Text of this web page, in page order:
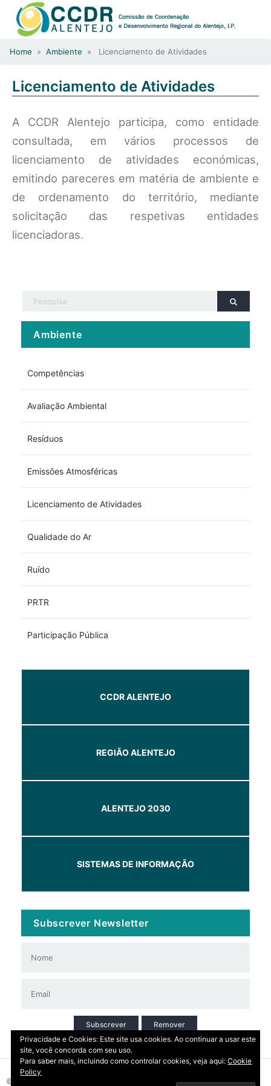
Home » Ambiente » Licenciamento de Atividades
Licenciamento de Atividades
A CCDR Alentejo participa, como entidade
consultada, em vários processos de
licenciamento de atividades económicas,
emitindo pareceres em matéria de ambiente e
de ordenamento do território, mediante
solicitação das respetivas entidades
licenciadoras.
Ambiente
Competências
Avaliação Ambiental
Resíduos
Emissões Atmosféricas
Licenciamento de Atividades
Qualidade do Ar
Ruído
PRTR
Participação Pública
CCDR ALENTEJO
REGIÃO ALENTEJO
ALENTEJO 2030
SISTEMAS DE INFORMAÇÃO
Subscrever Newsletter
Subscrever Remover
© 2026 Copyright: DIRT | CCDR Alentejo, I.P.
Privacidade e Cookies: Este site usa cookies. Ao continuar a usar este
site, você concorda com seu uso.
Para saber mais, incluindo como controlar cookies, veja aqui:Cookie
Policy